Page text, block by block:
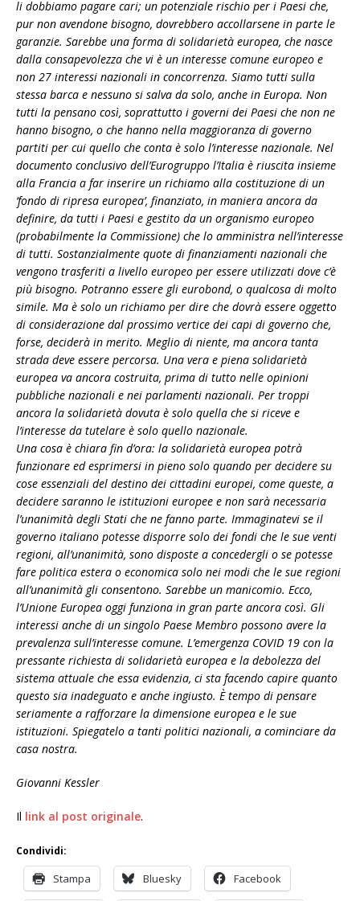
li dobbiamo pagare cari; un potenziale rischio per i Paesi che,
pur non avendone bisogno, dovrebbero accollarsene in parte le
garanzie. Sarebbe una forma di solidarietà europea, che nasce
dalla consapevolezza che vi è un interesse comune europeo e
non 27 interessi nazionali in concorrenza. Siamo tutti sulla
stessa barca e nessuno si salva da solo, anche in Europa. Non
tutti la pensano così, soprattutto i governi dei Paesi che non ne
hanno bisogno, o che hanno nella maggioranza di governo
partiti per cui quello che conta è solo l’interesse nazionale. Nel
documento conclusivo dell’Eurogruppo l’Italia è riuscita insieme
alla Francia a far inserire un richiamo alla costituzione di un
‘fondo di ripresa europea’, finanziato, in maniera ancora da
definire, da tutti i Paesi e gestito da un organismo europeo
(probabilmente la Commissione) che lo amministra nell’interesse
di tutti. Sostanzialmente quote di finanziamenti nazionali che
vengono trasferiti a livello europeo per essere utilizzati dove c’è
più bisogno. Potranno essere gli eurobond, o qualcosa di molto
simile. Ma è solo un richiamo per dire che dovrà essere oggetto
di considerazione dal prossimo vertice dei capi di governo che,
forse, deciderà in merito. Meglio di niente, ma ancora tanta
strada deve essere percorsa. Una vera e piena solidarietà
europea va ancora costruita, prima di tutto nelle opinioni
pubbliche nazionali e nei parlamenti nazionali. Per troppi
ancora la solidarietà dovuta è solo quella che si riceve e
l’interesse da tutelare è solo quello nazionale.
Una cosa è chiara fin d’ora: la solidarietà europea potrà
funzionare ed esprimersi in pieno solo quando per decidere su
cose essenziali del destino dei cittadini europei, come queste, a
decidere saranno le istituzioni europee e non sarà necessaria
l’unanimità degli Stati che ne fanno parte. Immaginatevi se il
governo italiano potesse disporre solo dei fondi che le sue venti
regioni, all’unanimità, sono disposte a concedergli o se potesse
fare politica estera o economica solo nei modi che le sue regioni
all’unanimità gli consentono. Sarebbe un manicomio. Ecco,
l’Unione Europea oggi funziona in gran parte ancora così. Gli
interessi anche di un singolo Paese Membro possono avere la
prevalenza sull’interesse comune. L’emergenza COVID 19 con la
pressante richiesta di solidarietà europea e la debolezza del
sistema attuale che essa evidenzia, ci sta facendo capire quanto
questo sia inadeguato e anche ingiusto. È tempo di pensare
seriamente a rafforzare la dimensione europea e le sue
istituzioni. Spiegatelo a tanti politici nazionali, a cominciare da
casa nostra.
Giovanni Kessler
Il link al post originale.
Condividi:
Stampa Bluesky Facebook